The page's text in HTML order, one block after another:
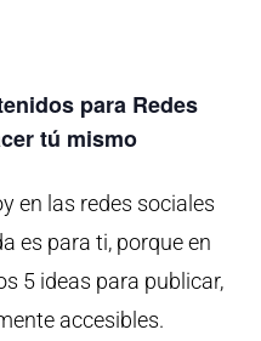
para Redes
tú mismo
en las redes sociales
es para ti, porque en
5 ideas para publicar,
accesibles.